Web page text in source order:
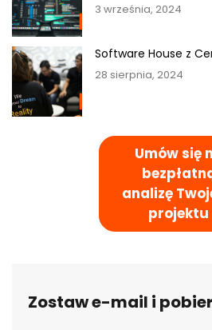
3 września, 2024
Software House z
28 sierpnia, 2024
Umów się
analizę
projektu
Zostaw e-mail i